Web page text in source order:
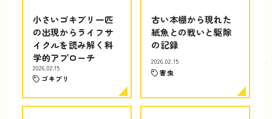
小さいゴキブリ一匹
の出現からライフサ
イクルを読み解く科
学的アプローチ
2026.02.15
ゴキブリ
古い本棚から現れた
紙魚との戦いと駆除
の記録
2026.02.15
害虫